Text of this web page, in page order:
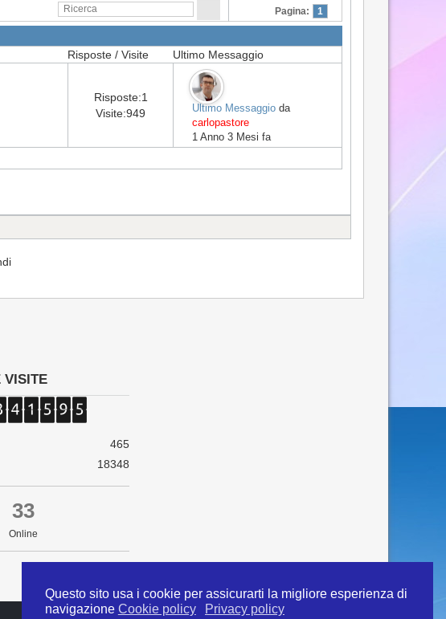
Questo sito usa i cookie per assicurarti la migliore esperienza di
navigazione Cookie policy Privacy policy
Pagina: 1
Risposte / Visite Ultimo Messaggio
Risposte:1
Visite:949 Ultimo Messaggio da
carlopastore
1 Anno 3 Mesi fa
VISITE
465
18348
33
Online